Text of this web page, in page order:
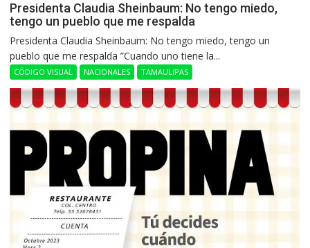
Presidenta Claudia Sheinbaum: No tengo miedo,
tengo un pueblo que me respalda
Presidenta Claudia Sheinbaum: No tengo miedo, tengo un
pueblo que me respalda ”Cuando uno tiene la...
CÓDIGO VISUAL NACIONALES TAMAULIPAS